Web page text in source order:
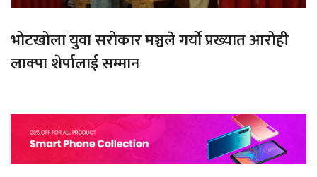
भोटखोला युवा सरोकार मञ्चले गर्यो प्रख्यात आरोही
लाक्पा शेर्पालाई सम्मान